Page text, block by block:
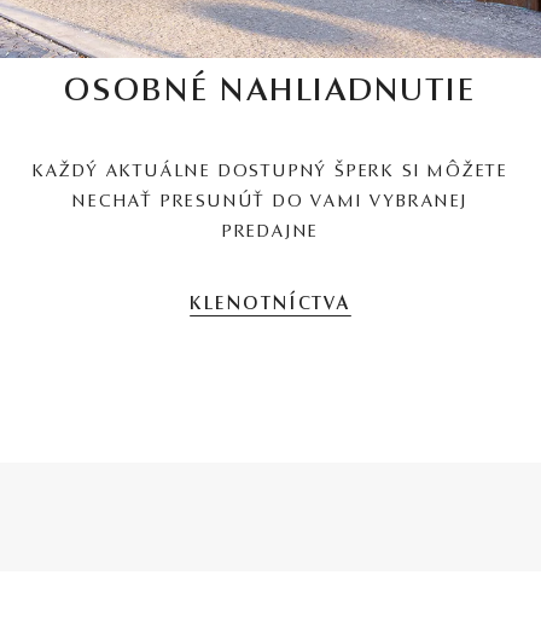
OSOBNÉ NAHLIADNUTIE
KAŽDÝ AKTUÁLNE DOSTUPNÝ ŠPERK SI MÔŽETE
NECHAŤ PRESUNÚŤ DO VAMI VYBRANEJ
PREDAJNE
KLENOTNÍCTVA